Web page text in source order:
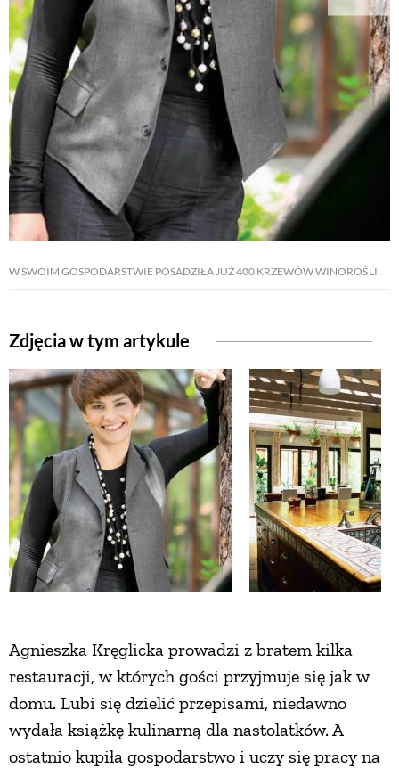
W SWOIM GOSPODARSTWIE POSADZIŁA JUŻ 400 KRZEWÓW WINOROŚLI.
Zdjęcia w tym artykule
Agnieszka Kręglicka prowadzi z bratem kilka
restauracji, w których gości przyjmuje się jak w
domu. Lubi się dzielić przepisami, niedawno
wydała książkę kulinarną dla nastolatków. A
ostatnio kupiła gospodarstwo i uczy się pracy na